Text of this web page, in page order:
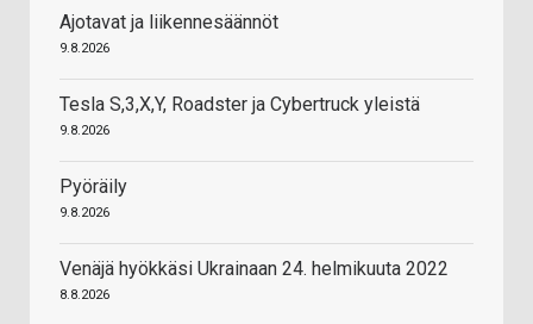
Ajotavat ja liikennesäännöt
9.8.2026
Tesla S,3,X,Y, Roadster ja Cybertruck yleistä
9.8.2026
Pyöräily
9.8.2026
Venäjä hyökkäsi Ukrainaan 24. helmikuuta 2022
8.8.2026